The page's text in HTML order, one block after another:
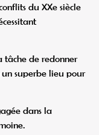
du XXe siècle
tâche de redonner
superbe lieu pour
dans la